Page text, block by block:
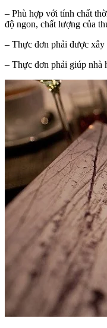
– Phù hợp với tính chất
độ ngon, chất lượng của
– Thực đơn phải được
– Thực đơn phải giúp nhà